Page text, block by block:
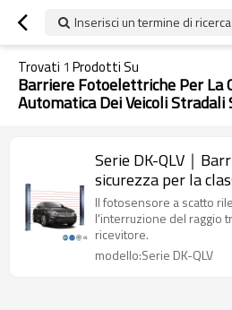
Inserisci un termine di ricerca
Trovati 1 Prodotti Su
Barriere Fotoelettriche Per La
Automatica Dei Veicoli Stradali
Serie DK-QLV｜
sicurezza per la
automatica dei
DADISICK
Il fotosensore a scatto
l'interruzione del raggio
ricevitore.
modello:Serie DK-QLV